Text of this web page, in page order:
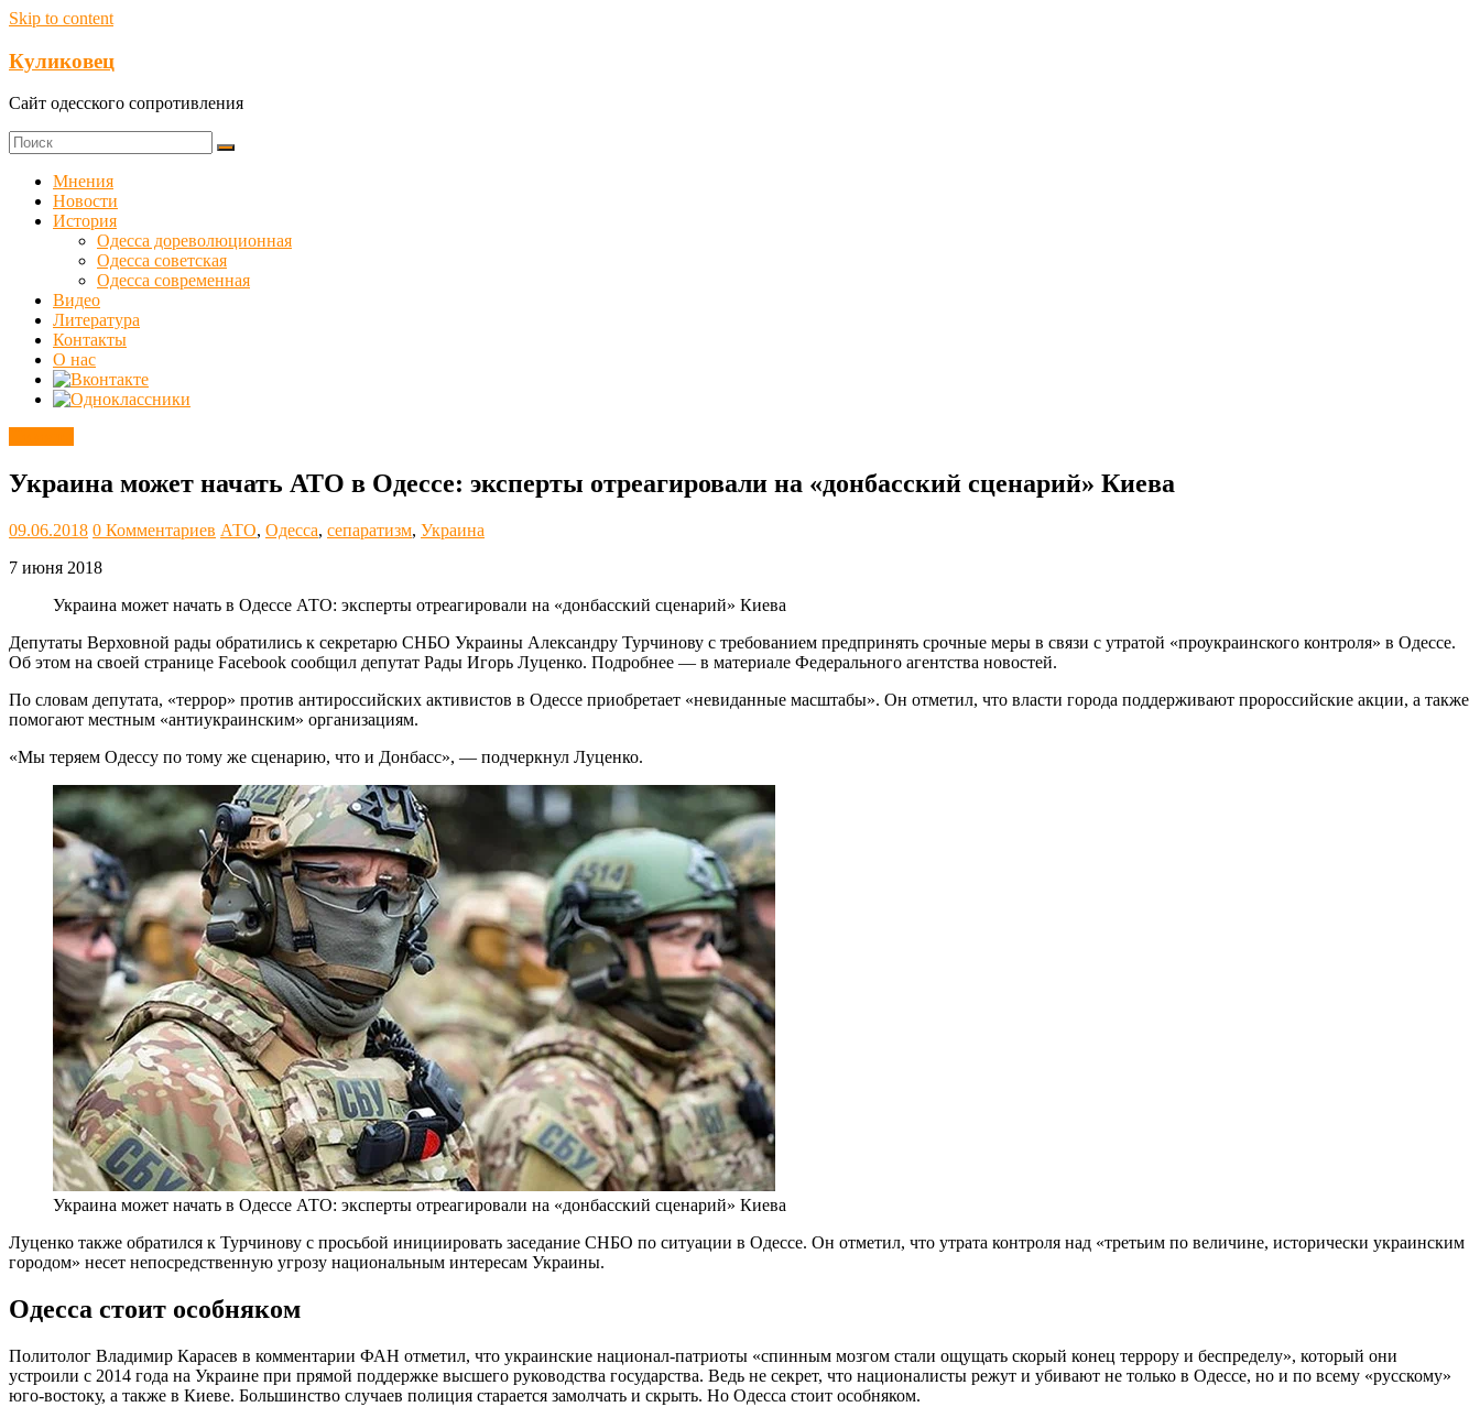
Skip to content
Куликовец
Сайт одесского сопротивления
Мнения
Новости
История
Одесса дореволюционная
Одесса советская
Одесса современная
Видео
Литература
Контакты
О нас
Украина может начать АТО в Одессе: эксперты отреагировали на «донбасский сценарий» Киева
09.06.2018 0 Комментариев АТО, Одесса, сепаратизм, Украина
7 июня 2018
Украина может начать в Одессе АТО: эксперты отреагировали на «донбасский сценарий» Киева
Депутаты Верховной рады обратились к секретарю СНБО Украины Александру Турчинову с требованием предпринять срочные меры в связи с утратой «проукраинского контроля» в Одессе.
Об этом на своей странице Facebook сообщил депутат Рады Игорь Луценко. Подробнее — в материале Федерального агентства новостей.
По словам депутата, «террор» против антироссийских активистов в Одессе приобретает «невиданные масштабы». Он отметил, что власти города поддерживают пророссийские акции, а также
помогают местным «антиукраинским» организациям.
«Мы теряем Одессу по тому же сценарию, что и Донбасс», — подчеркнул Луценко.
Украина может начать в Одессе АТО: эксперты отреагировали на «донбасский сценарий» Киева
Луценко также обратился к Турчинову с просьбой инициировать заседание СНБО по ситуации в Одессе. Он отметил, что утрата контроля над «третьим по величине, исторически украинским
городом» несет непосредственную угрозу национальным интересам Украины.
Одесса стоит особняком
Политолог Владимир Карасев в комментарии ФАН отметил, что украинские национал-патриоты «спинным мозгом стали ощущать скорый конец террору и беспределу», который они
устроили с 2014 года на Украине при прямой поддержке высшего руководства государства. Ведь не секрет, что националисты режут и убивают не только в Одессе, но и по всему «русскому»
юго-востоку, а также в Киеве. Большинство случаев полиция старается замолчать и скрыть. Но Одесса стоит особняком.